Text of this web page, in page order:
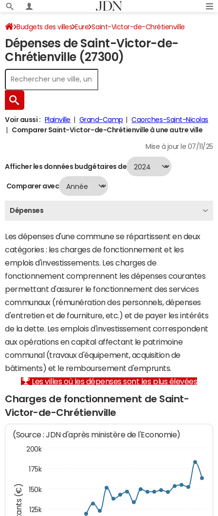
Budgets des villes Eure Saint-Victor-de-Chrétienville
Dépenses 2024
Dépenses de Saint-Victor-de-
Chrétienville (27300)
Voir aussi : Plainville Grand-Camp
Caorches-Saint-Nicolas
Comparer Saint-Victor-de-Chrétienville à une autre ville
Mise à jour le 07/11/25
Afficher les données budgétaires de
Comparer avec
Dépenses
Les dépenses d'une commune se répartissent en deux
catégories : les charges de fonctionnement et les
emplois d'investissements. Les charges de
fonctionnement comprennent les dépenses courantes
permettant d'assurer le fonctionnement des services
communaux (rémunération des personnels, dépenses
d'entretien et de fourniture, etc.) et de payer les intérêts
de la dette. Les emplois d'investissement correspondent
aux opérations en capital affectant le patrimoine
communal (travaux d'équipement, acquisition de
bâtiments) et le remboursement d'emprunts.
Les villes où les dépenses sont les plus élevées
Charges de fonctionnement de Saint-
Victor-de-Chrétienville
(Source : JDN d'après ministère de l'Economie)
125k
150k
175k
200k